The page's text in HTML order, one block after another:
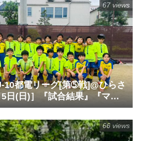
10都電リーグ[第➄戦]@ひらさ
日(日)］『試合結果』『マッ
試合動画』
67 views
66 views